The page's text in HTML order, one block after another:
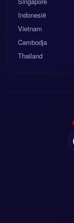
Indonesië
Vietnam
Cambodja
Thailand